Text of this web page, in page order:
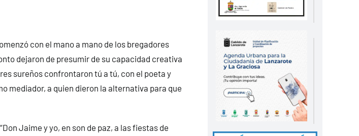
con el mano a mano de los bregadores
dejaron de presumir de su capacidad creativa
sureños confrontaron tú a tú, con el poeta y
mediador, a quien dieron la alternativa para que
“Don Jaime y yo, en son de paz, a las fiestas de